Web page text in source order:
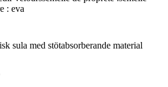
: eva
sula med stötabsorberande material